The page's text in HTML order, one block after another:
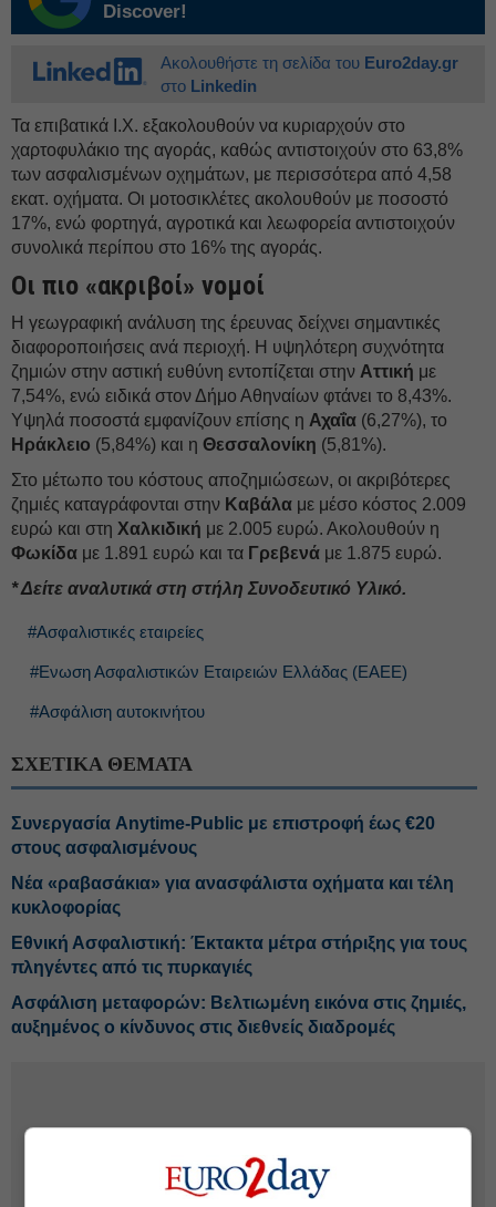
Discover!
Ακολουθήστε τη σελίδα του Euro2day.gr
στο Linkedin
Τα επιβατικά Ι.Χ. εξακολουθούν να κυριαρχούν στο
χαρτοφυλάκιο της αγοράς, καθώς αντιστοιχούν στο 63,8%
των ασφαλισμένων οχημάτων, με περισσότερα από 4,58
εκατ. οχήματα. Οι μοτοσικλέτες ακολουθούν με ποσοστό
17%, ενώ φορτηγά, αγροτικά και λεωφορεία αντιστοιχούν
συνολικά περίπου στο 16% της αγοράς.
Οι πιο «ακριβοί» νομοί
Η γεωγραφική ανάλυση της έρευνας δείχνει σημαντικές
διαφοροποιήσεις ανά περιοχή. Η υψηλότερη συχνότητα
ζημιών στην αστική ευθύνη εντοπίζεται στην Αττική με
7,54%, ενώ ειδικά στον Δήμο Αθηναίων φτάνει το 8,43%.
Υψηλά ποσοστά εμφανίζουν επίσης η Αχαΐα (6,27%), το
Ηράκλειο (5,84%) και η Θεσσαλονίκη (5,81%).
Στο μέτωπο του κόστους αποζημιώσεων, οι ακριβότερες
ζημιές καταγράφονται στην Καβάλα με μέσο κόστος 2.009
ευρώ και στη Χαλκιδική με 2.005 ευρώ. Ακολουθούν η
Φωκίδα με 1.891 ευρώ και τα Γρεβενά με 1.875 ευρώ.
* Δείτε αναλυτικά στη στήλη Συνοδευτικό Υλικό.
#Ασφαλιστικές εταιρείες
#Ενωση Ασφαλιστικών Εταιρειών Ελλάδας (ΕΑΕΕ)
#Ασφάλιση αυτοκινήτου
ΣΧΕΤΙΚΑ ΘΕΜΑΤΑ
Συνεργασία Anytime-Public με επιστροφή έως €20
στους ασφαλισμένους
Νέα «ραβασάκια» για ανασφάλιστα οχήματα και τέλη
κυκλοφορίας
Εθνική Ασφαλιστική: Έκτακτα μέτρα στήριξης για τους
πληγέντες από τις πυρκαγιές
Ασφάλιση μεταφορών: Βελτιωμένη εικόνα στις ζημιές,
αυξημένος ο κίνδυνος στις διεθνείς διαδρομές